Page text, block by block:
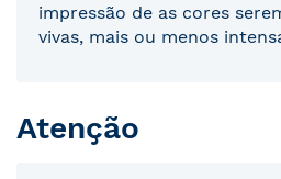
impressão de as cores
vivas, mais ou menos
Atenção